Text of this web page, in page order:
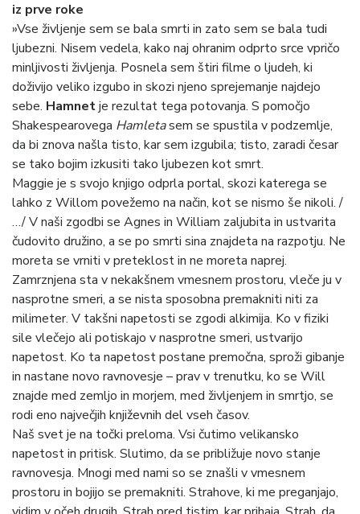
iz prve roke
»Vse življenje sem se bala smrti in zato sem se bala tudi
ljubezni. Nisem vedela, kako naj ohranim odprto srce vpričo
minljivosti življenja. Posnela sem štiri filme o ljudeh, ki
doživijo veliko izgubo in skozi njeno sprejemanje najdejo
sebe. Hamnetje rezultat tega potovanja. S pomočjo
Shakespearovega Hamletasem se spustila v podzemlje,
da bi znova našla tisto, kar sem izgubila; tisto, zaradi česar
se tako bojim izkusiti tako ljubezen kot smrt.
Maggie je s svojo knjigo odprla portal, skozi katerega se
lahko z Willom povežemo na način, kot se nismo še nikoli. /
…/ V naši zgodbi se Agnes in William zaljubita in ustvarita
čudovito družino, a se po smrti sina znajdeta na razpotju. Ne
moreta se vrniti v preteklost in ne moreta naprej.
Zamrznjena sta v nekakšnem vmesnem prostoru, vleče ju v
nasprotne smeri, a se nista sposobna premakniti niti za
milimeter. V takšni napetosti se zgodi alkimija. Ko v fiziki
sile vlečejo ali potiskajo v nasprotne smeri, ustvarijo
napetost. Ko ta napetost postane premočna, sproži gibanje
in nastane novo ravnovesje – prav v trenutku, ko se Will
znajde med zemljo in morjem, med življenjem in smrtjo, se
rodi eno največjih književnih del vseh časov.
Naš svet je na točki preloma. Vsi čutimo velikansko
napetost in pritisk. Slutimo, da se približuje novo stanje
ravnovesja. Mnogi med nami so se znašli v vmesnem
prostoru in bojijo se premakniti. Strahove, ki me preganjajo,